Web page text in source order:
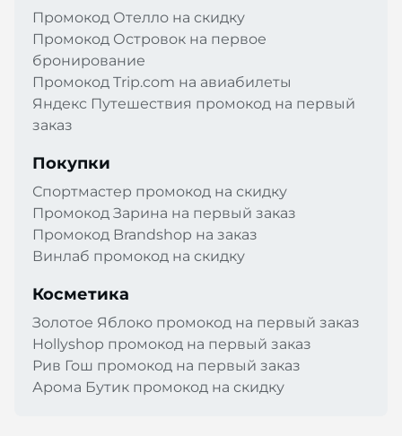
Промокод Отелло на скидку
Промокод Островок на первое
бронирование
Промокод Trip.com на авиабилеты
Яндекс Путешествия промокод на первый
заказ
Покупки
Спортмастер промокод на скидку
Промокод Зарина на первый заказ
Промокод Brandshop на заказ
Винлаб промокод на скидку
Косметика
Золотое Яблоко промокод на первый заказ
Hollyshop промокод на первый заказ
Рив Гош промокод на первый заказ
Арома Бутик промокод на скидку